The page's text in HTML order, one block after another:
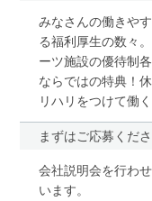
みなさんの働きや
る福利厚生の数々
ーツ施設の優待制
ならではの特典！
リハリをつけて働
まずはご応募くだ
会社説明会を行わ
います。